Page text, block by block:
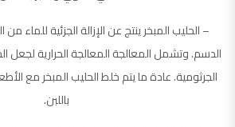
– الحليب المبخر ينتج عن الإزالة الجزئية للماء من
الدسم. وتشمل المعالجة المعالجة الحرارية لجعل
الجرثومية. عادة ما يتم خلط الحليب المبخر مع
باللبن.